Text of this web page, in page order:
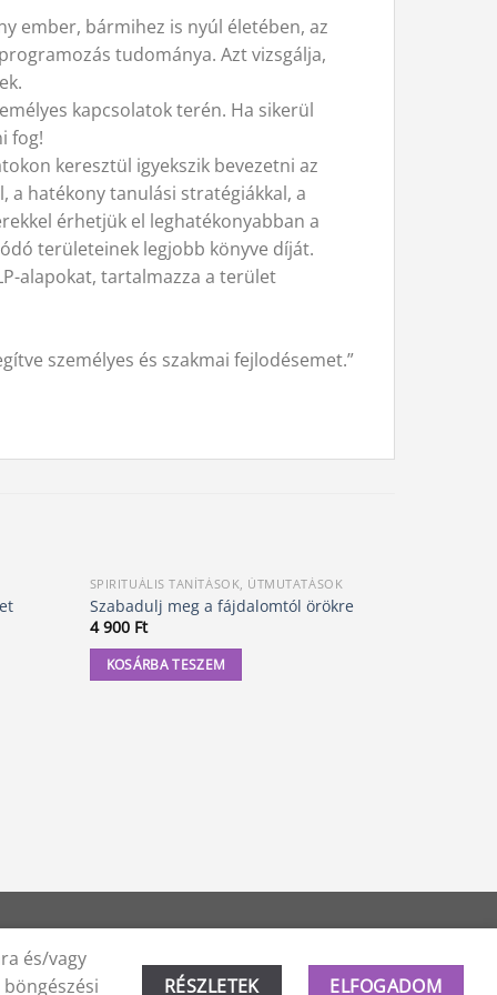
ember, bármihez is nyúl életében, az
tudománya. Azt vizsgálja,
kapcsolatok terén. Ha sikerül
fog!
keresztül igyekszik bevezetni az
a hatékony tanulási stratégiákkal, a
érhetjük el leghatékonyabban a
területeinek legjobb könyve díját.
alapokat, tartalmazza a terület
személyes és szakmai fejlodésemet.”
SPIRITUÁLIS TANÍTÁSOK, ÚTMUTATÁSOK
Szabadulj meg a fájdalomtól örökre
4 900 Ft
KOSÁRBA TESZEM
és/vagy
RÉSZLETEK ELFOGADOM